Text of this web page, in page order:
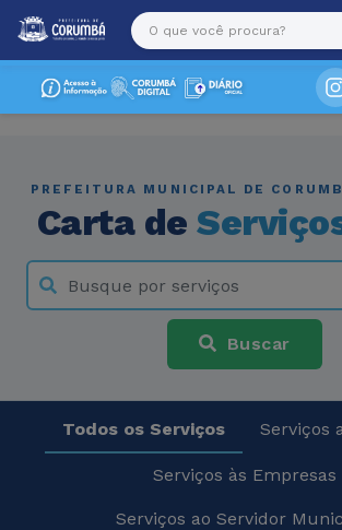
PREFEITURA MUNICIPAL DE
Carta de
Buscar
Todos os Serviços Serviços
Serviços às Empresas
Serviços ao Servidor